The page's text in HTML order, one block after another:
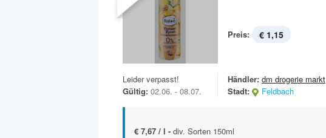
Preis: € 1,15
Leider verpasst!
Gültig: 02.06. - 08.07.
Händler: dm drogerie markt
Stadt:
Feldbach
€ 7,67 / l - div. Sorten 150ml